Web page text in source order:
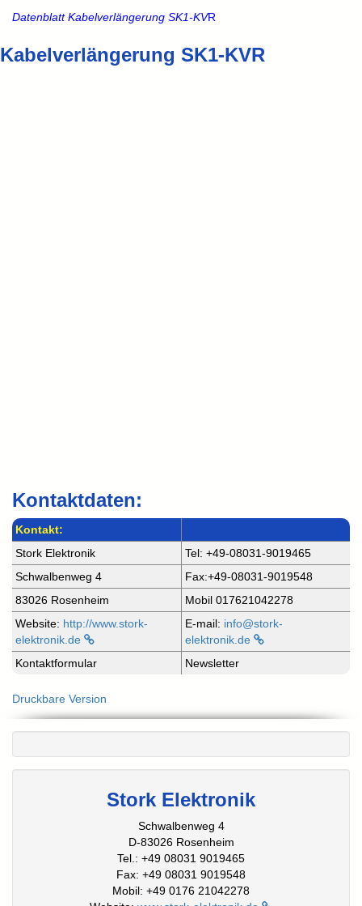
Datenblatt Kabelverlängerung SK1-KVR
Kabelverlängerung SK1-KVR
Kontaktdaten:
Kontakt:
Stork Elektronik
Tel: +49-08031-9019465
Schwalbenweg 4
Fax:+49-08031-9019548
83026 Rosenheim
Mobil 017621042278
Website: http://www.stork-
elektronik.de
E-mail: info@stork-
elektronik.de
Kontaktformular
Newsletter
Druckbare Version
Stork Elektronik
Schwalbenweg 4
D-83026 Rosenheim
Tel.: +49 08031 9019465
Fax: +49 08031 9019548
Mobil: +49 0176 21042278